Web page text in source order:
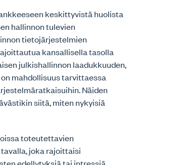
keskittyvistä huolista
hallinnon tulevien
tietojärjestelmien
kansallisella tasolla
julkishallinnon laadukkuuden,
mahdollisuus tarvittaessa
Näiden
siitä, miten nykyisiä
toteutettavien
joka rajoittaisi